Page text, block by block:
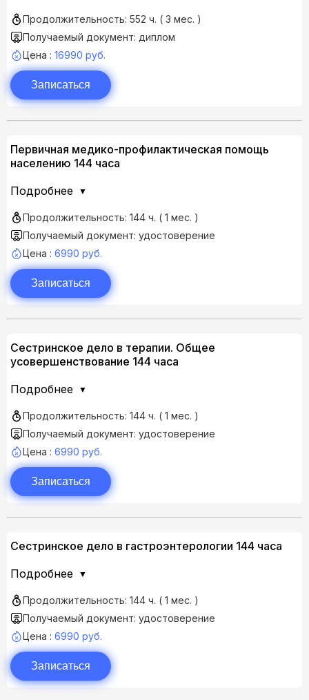
Продолжительность: 552 ч. ( 3 мес. )
Получаемый документ: диплом
Цена : 16990 руб.
Записаться
Первичная медико-профилактическая помощь
населению 144 часа
Подробнее
Продолжительность: 144 ч. ( 1 мес. )
Получаемый документ: удостоверение
Цена : 6990 руб.
Записаться
Сестринское дело в терапии. Общее
усовершенствование 144 часа
Подробнее
Продолжительность: 144 ч. ( 1 мес. )
Получаемый документ: удостоверение
Цена : 6990 руб.
Записаться
Сестринское дело в гастроэнтерологии 144 часа
Подробнее
Продолжительность: 144 ч. ( 1 мес. )
Получаемый документ: удостоверение
Цена : 6990 руб.
Записаться